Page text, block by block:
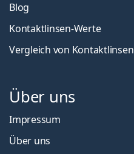
Blog
Kontaktlinsen-Werte
Vergleich von Kontaktlinsen
Über uns
Impressum
Über uns